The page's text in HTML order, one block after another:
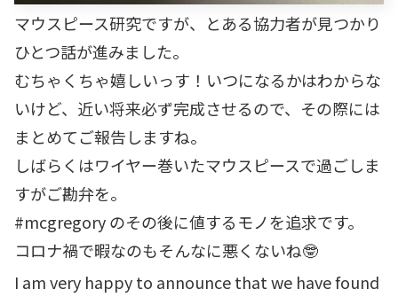
マウスピース研究ですが、とある協力者が見つかり
ひとつ話が進みました。
むちゃくちゃ嬉しいっす！いつになるかはわからな
いけど、近い将来必ず完成させるので、その際には
まとめてご報告しますね。
しばらくはワイヤー巻いたマウスピースで過ごしま
すがご勘弁を。
#mcgregory のその後に値するモノを追求です。
コロナ禍で暇なのもそんなに悪くないね🤓
I am very happy to announce that we have found